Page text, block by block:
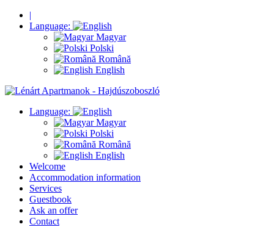
|
Language:
Magyar
Polski
Română
English
Language:
Magyar
Polski
Română
English
Welcome
Accommodation information
Services
Guestbook
Ask an offer
Contact